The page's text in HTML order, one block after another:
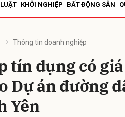
KHỞI NGHIỆP BẤT ĐỘNG SẢN
Thông tin doanh nghiệp
tín dụng có
Dự án đường
Yên